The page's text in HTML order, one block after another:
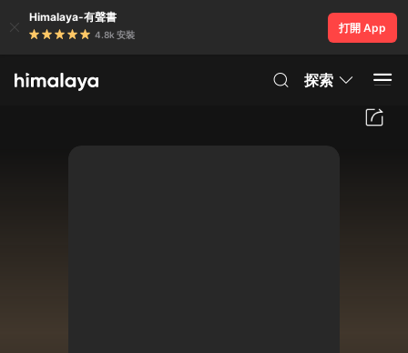
Himalaya-有聲書
4.8k 安裝
打開 App
探索